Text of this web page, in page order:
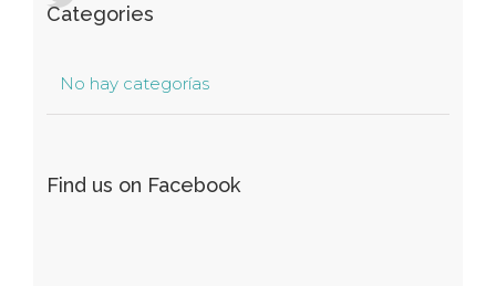
Categories
No hay categorías
Find us on Facebook